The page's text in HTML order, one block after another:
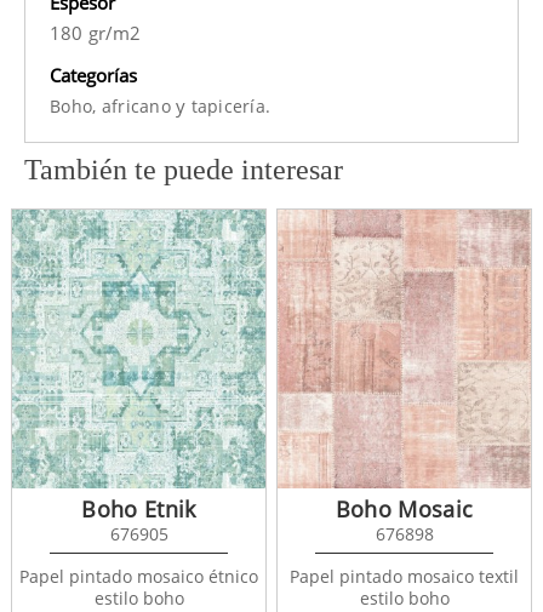
180 gr/m2
Categorías
Boho, africanoy tapicería.
También te puede interesar
Boho Etnik
676905
Papel pintado mosaico étnico
estilo boho
Boho Mosaic
676898
Papel pintado mosaico textil
estilo boho